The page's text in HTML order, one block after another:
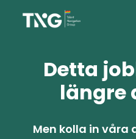
Detta
längre
Men kolla in våra